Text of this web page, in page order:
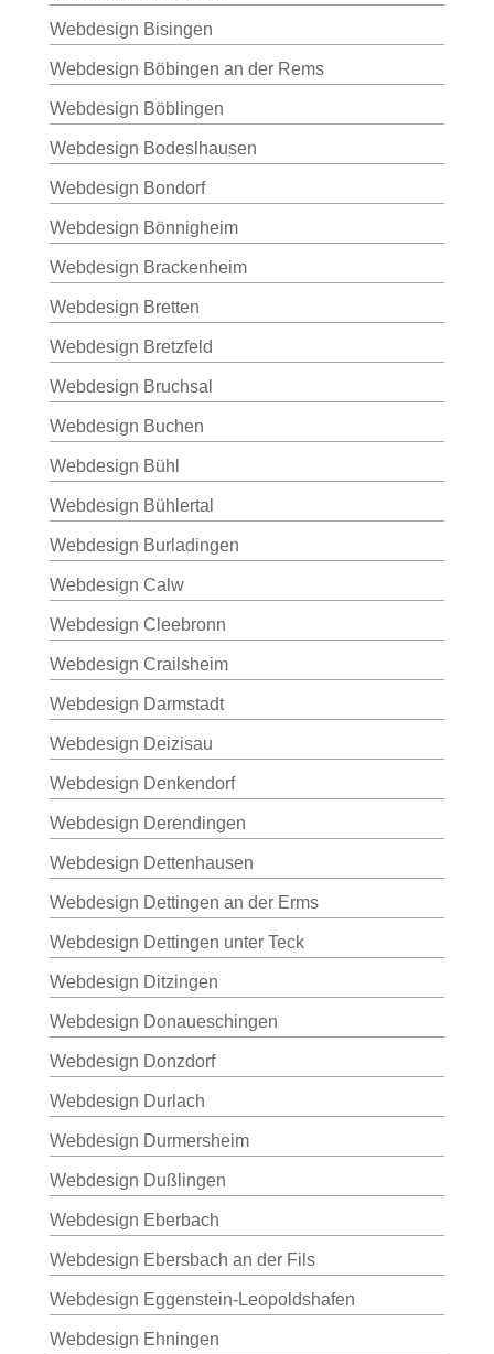
Webdesign Bisingen
Webdesign Böbingen an der Rems
Webdesign Böblingen
Webdesign Bodeslhausen
Webdesign Bondorf
Webdesign Bönnigheim
Webdesign Brackenheim
Webdesign Bretten
Webdesign Bretzfeld
Webdesign Bruchsal
Webdesign Buchen
Webdesign Bühl
Webdesign Bühlertal
Webdesign Burladingen
Webdesign Calw
Webdesign Cleebronn
Webdesign Crailsheim
Webdesign Darmstadt
Webdesign Deizisau
Webdesign Denkendorf
Webdesign Derendingen
Webdesign Dettenhausen
Webdesign Dettingen an der Erms
Webdesign Dettingen unter Teck
Webdesign Ditzingen
Webdesign Donaueschingen
Webdesign Donzdorf
Webdesign Durlach
Webdesign Durmersheim
Webdesign Dußlingen
Webdesign Eberbach
Webdesign Ebersbach an der Fils
Webdesign Eggenstein-Leopoldshafen
Webdesign Ehningen